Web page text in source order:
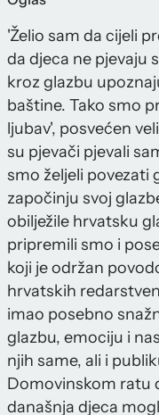
'Želio sam da cijeli
da djeca ne pjevaju
kroz glazbu
baštine. Tako smo
ljubav', posvećen
su pjevači pjevali
smo željeli povezati
započinju svoj
obilježile hrvatsku
pripremili smo i
koji je održan
hrvatskih
imao posebno
glazbu, emociju i
njih same, ali i
Domovinskom ratu
današnja djeca